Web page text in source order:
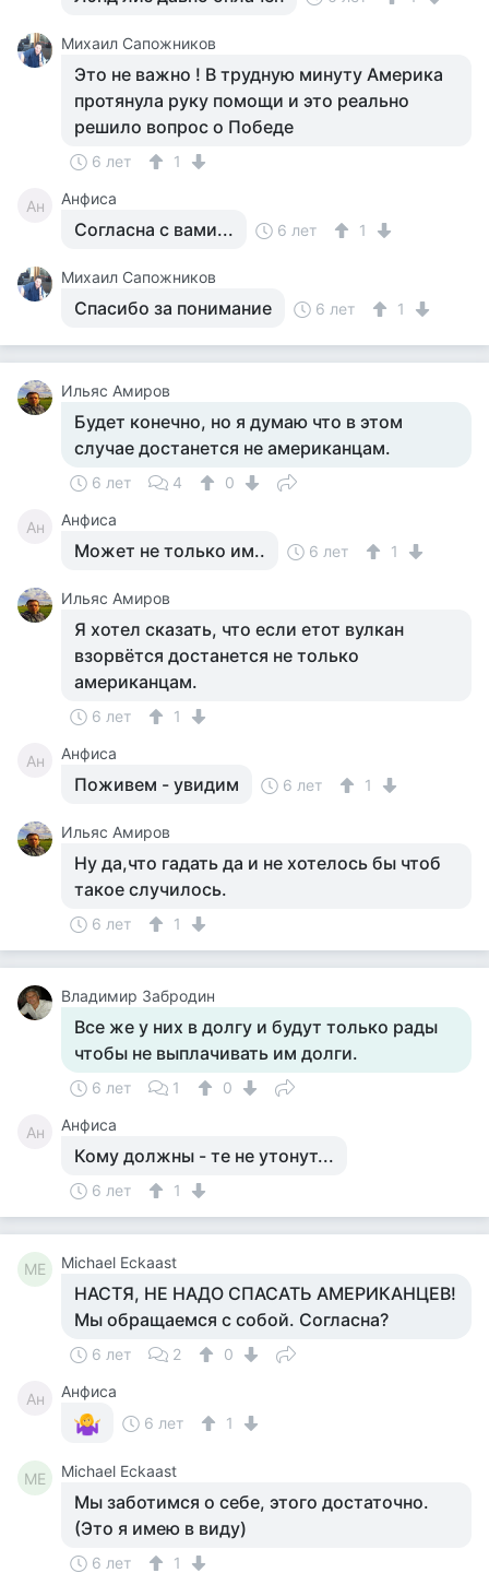
Михаил Сапожников
Это не важно ! В трудную минуту Америка
протянула руку помощи и это реально
решило вопрос о Победе
6 лет 1
Ан Анфиса
Согласна с вами... 6 лет 1
Михаил Сапожников
Спасибо за понимание 6 лет 1
Ильяс Амиров
Будет конечно, но я думаю что в этом
случае достанется не американцам.
6 лет 4 0
Ан Анфиса
Может не только им.. 6 лет 1
Ильяс Амиров
Я хотел сказать, что если етот вулкан
взорвётся достанется не только
американцам.
6 лет 1
Ан Анфиса
Поживем - увидим 6 лет 1
Ильяс Амиров
Ну да,что гадать да и не хотелось бы чтоб
такое случилось.
6 лет 1
Владимир Забродин
Все же у них в долгу и будут только рады
чтобы не выплачивать им долги.
6 лет 1 0
Ан Анфиса
Кому должны - те не утонут...
6 лет 1
ME Michael Eckaast
НАСТЯ, НЕ НАДО СПАСАТЬ АМЕРИКАНЦЕВ!
Мы обращаемся с собой. Согласна?
6 лет 2 0
Ан
Анфиса
6 лет
1
ME Michael Eckaast
Мы заботимся о себе, этого достаточно.
(Это я имею в виду)
6 лет 1